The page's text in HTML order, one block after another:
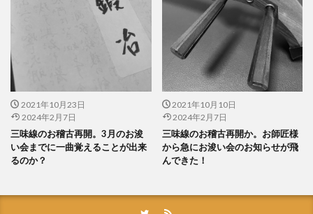
2021年10月23日
2024年2月7日
三味線のお稽古再開。3月のお浚
い会までに一曲覚えることが出来
るのか？
2021年10月10日
2024年2月7日
三味線のお稽古再開か。お師匠様
から急にお浚い会のお知らせが飛
んできた！